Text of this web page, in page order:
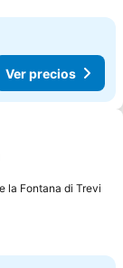
Ver precios
la Fontana di Trevi